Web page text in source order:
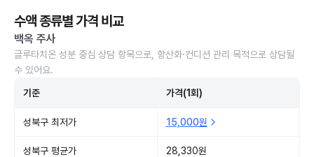
수액 종류별 가격 비교
백옥 주사
글루타치온 성분 중심 상담 항목으로, 항산화·컨디션 관리 목적으로 상담될
수 있어요.
기준 가격(1회)
성북구 최저가 15,000원
성북구 평균가 28,330원